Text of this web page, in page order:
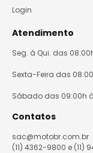
Login
Atendimento
Seg. à Qui. das
Sexta-Feira das
Sábado das 09:00h
Contatos
sac@motobr.com.br
(11) 4362-9800 e (11)